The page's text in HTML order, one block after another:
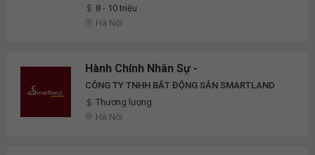
8 - 10 triệu
Hà Nội
Hành Chính Nhân Sự -
CÔNG TY TNHH BẤT ĐỘNG SẢN SMARTLAND
Thương lượng
Hà Nội